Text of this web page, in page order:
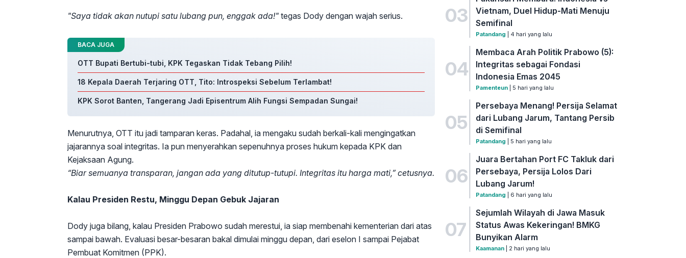
"Saya tidak akan nutupi satu lubang pun, enggak ada!" tegas Dody dengan wajah serius.
BACA JUGA
OTT Bupati Bertubi-tubi, KPK Tegaskan Tidak Tebang Pilih!
18 Kepala Daerah Terjaring OTT, Tito: Introspeksi Sebelum Terlambat!
KPK Sorot Banten, Tangerang Jadi Episentrum Alih Fungsi Sempadan Sungai!
Menurutnya, OTT itu jadi tamparan keras. Padahal, ia mengaku sudah berkali-kali mengingatkan
jajarannya soal integritas. Ia pun menyerahkan sepenuhnya proses hukum kepada KPK dan
Kejaksaan Agung.
“Biar semuanya transparan, jangan ada yang ditutup-tutupi. Integritas itu harga mati,” cetusnya.
Kalau Presiden Restu, Minggu Depan Gebuk Jajaran
Dody juga bilang, kalau Presiden Prabowo sudah merestui, ia siap membenahi kementerian dari atas
sampai bawah. Evaluasi besar-besaran bakal dimulai minggu depan, dari eselon I sampai Pejabat
Pembuat Komitmen (PPK).
03
Vietnam, Duel Hidup-Mati Menuju
Semifinal
Patandang | 4 hari yang lalu
04
Membaca Arah Politik Prabowo (5):
Integritas sebagai Fondasi
Indonesia Emas 2045
Pamenteun | 5 hari yang lalu
05
Persebaya Menang! Persija Selamat
dari Lubang Jarum, Tantang Persib
di Semifinal
Patandang | 5 hari yang lalu
06
Juara Bertahan Port FC Takluk dari
Persebaya, Persija Lolos Dari
Lubang Jarum!
Patandang | 6 hari yang lalu
07
Sejumlah Wilayah di Jawa Masuk
Status Awas Kekeringan! BMKG
Bunyikan Alarm
Kaamanan | 2 hari yang lalu